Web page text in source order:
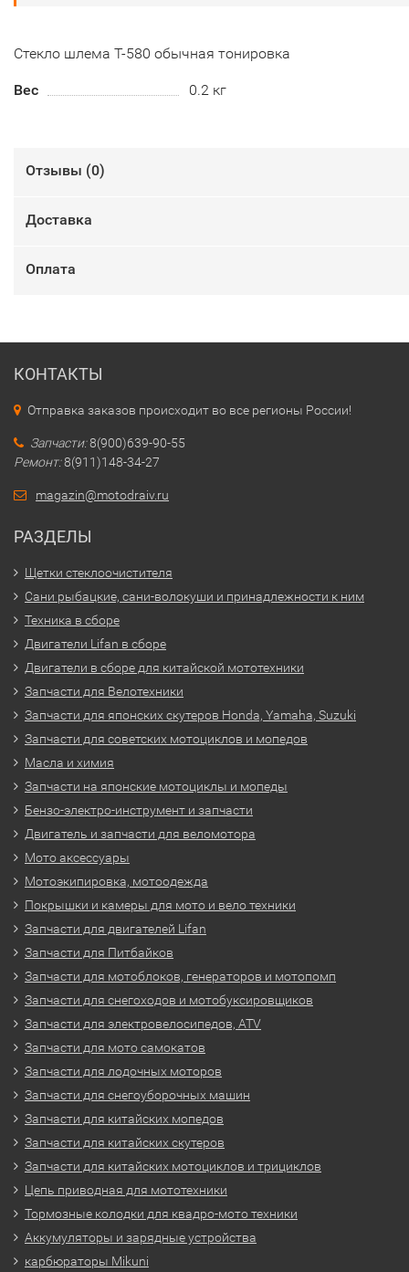
Стекло шлема Т-580 обычная тонировка
Вес 0.2 кг
Отзывы (0)
Доставка
Оплата
КОНТАКТЫ
Отправка заказов происходит во все регионы России!
Запчасти:8(900)639-90-55
Ремонт:8(911)148-34-27
magazin@motodraiv.ru
РАЗДЕЛЫ
Щетки стеклоочистителя
Сани рыбацкие, сани-волокуши и принадлежности к ним
Техника в сборе
Двигатели Lifan в сборе
Двигатели в сборе для китайской мототехники
Запчасти для Велотехники
Запчасти для японских скутеров Honda, Yamaha, Suzuki
Запчасти для советских мотоциклов и мопедов
Масла и химия
Запчасти на японские мотоциклы и мопеды
Бензо-электро-инструмент и запчасти
Двигатель и запчасти для веломотора
Мото аксессуары
Мотоэкипировка, мотоодежда
Покрышки и камеры для мото и вело техники
Запчасти для двигателей Lifan
Запчасти для Питбайков
Запчасти для мотоблоков, генераторов и мотопомп
Запчасти для снегоходов и мотобуксировщиков
Запчасти для электровелосипедов, ATV
Запчасти для мото самокатов
Запчасти для лодочных моторов
Запчасти для снегоуборочных машин
Запчасти для китайских мопедов
Запчасти для китайских скутеров
Запчасти для китайских мотоциклов и трициклов
Цепь приводная для мототехники
Тормозные колодки для квадро-мото техники
Аккумуляторы и зарядные устройства
карбюраторы Mikuni